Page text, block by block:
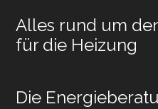
Alles rund um
für die Heizung
Die